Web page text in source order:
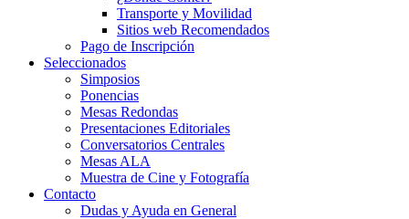
Transporte y Movilidad
Sitios web Recomendados
Pago de Inscripción
Seleccionados
Simposios
Ponencias
Mesas Redondas
Presentaciones Editoriales
Conversatorios Centrales
Mesas ALA
Muestra de Cine y Fotografía
Contacto
Dudas y Ayuda en General